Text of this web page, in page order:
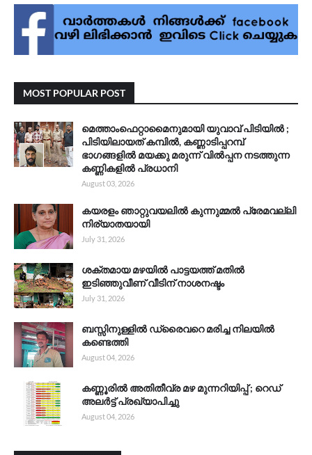
MOST POPULAR POST
മെത്താംഫെറ്റാമൈനുമായി യുവാവ് പിടിയിൽ ;
പിടിയിലായത് കമ്പിൽ, കണ്ണാടിപ്പറമ്പ്
ഭാഗങ്ങളിൽ മയക്കു മരുന്ന് വിൽപ്പന നടത്തുന്ന
കണ്ണികളിൽ പ്രധാനി
August 03, 2026
കയരളം ഞാറ്റുവയലിൽ കുന്നുമ്മൽ പ്രേമവല്ലി
നിര്യാതയായി
July 31, 2026
ശക്തമായ മഴയിൽ പാട്ടയത്ത് മതിൽ
ഇടിഞ്ഞുവീണ് വീടിന് നാശനഷ്ടം
July 31, 2026
ബസ്സിനുള്ളിൽ ഡ്രൈവറെ മരിച്ച നിലയിൽ
കണ്ടെത്തി
August 04, 2026
കണ്ണൂരിൽ അതിതീവ്ര മഴ മുന്നറിയിപ്പ് ; റെഡ്
അലർട്ട് പ്രഖ്യാപിച്ചു
August 04, 2026